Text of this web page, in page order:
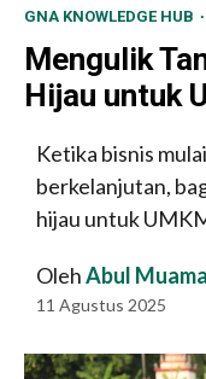
GNA KNOWLEDGE HUB
Mengulik
Hijau untuk
Ketika bisnis
berkelanjutan,
hijau untuk
OlehAbul
11 Agustus 2025